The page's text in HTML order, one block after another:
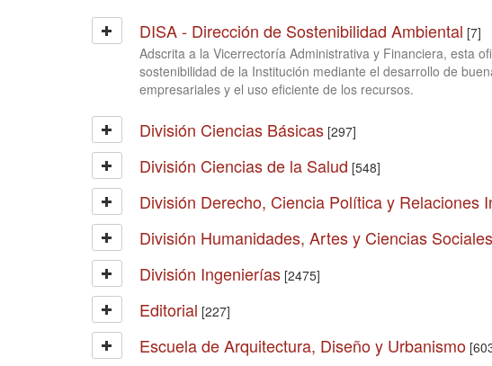
DISA - Dirección de Sostenibilidad Ambiental [7]
Adscrita a la Vicerrectoría Administrativa y Financiera, esta
sostenibilidad de la Institución mediante el desarrollo de
empresariales y el uso eficiente de los recursos.
División Ciencias Básicas[297]
División Ciencias de la Salud [548]
División Derecho, Ciencia Política y Relaciones
División Humanidades, Artes y Ciencias Sociales
División Ingenierías[2475]
Editorial [227]
Escuela de Arquitectura, Diseño y Urbanismo